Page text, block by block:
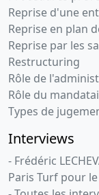
Opérations de
: 04-12-2025)
Montant :116
Date
Date de fin :24-
Créancier :BPCE
Adresse du
Mentions :
2024CBA06827
contre FIL
Reprise d'une
Reprise en plan
Reprise par les
Restructuring
Rôle de
Rôle du
Types de
Interviews
- Frédéric
Paris Turf pour